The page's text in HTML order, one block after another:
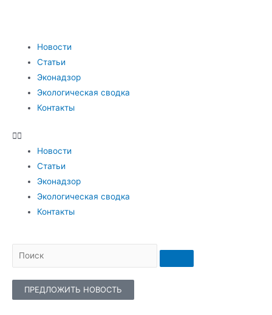
Новости
Статьи
Эконадзор
Экологическая сводка
Контакты
Новости
Статьи
Эконадзор
Экологическая сводка
Контакты
ПРЕДЛОЖИТЬ НОВОСТЬ